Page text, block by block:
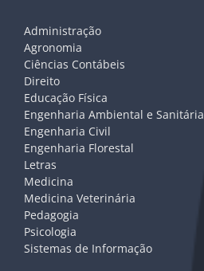
Administração
Agronomia
Ciências Contábeis
Direito
Educação Física
Engenharia Ambiental e Sanitária
Engenharia Civil
Engenharia Florestal
Letras
Medicina
Medicina Veterinária
Pedagogia
Psicologia
Sistemas de Informação